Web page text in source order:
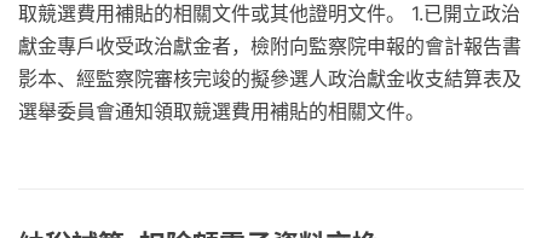
取競選費用補貼的相關文件或其他證明文件。 1.已開立政治
獻金專戶收受政治獻金者，檢附向監察院申報的會計報告書
影本、經監察院審核完竣的擬參選人政治獻金收支結算表及
選舉委員會通知領取競選費用補貼的相關文件。